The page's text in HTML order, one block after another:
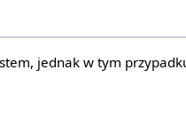
jednak w tym